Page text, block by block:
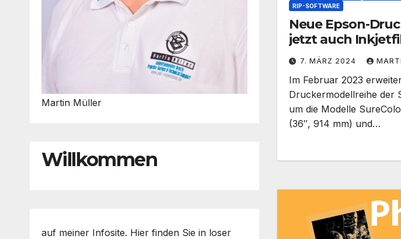
Martin Müller
Willkommen
auf meiner Infosite. Hier finden Sie in loser
RIP-SOFTWARE
Neue Epson-
jetzt auch
7. MÄRZ 2024
Im Februar 2023
Druckermodellreihe der
um die Modelle
(36″, 914 mm) und…